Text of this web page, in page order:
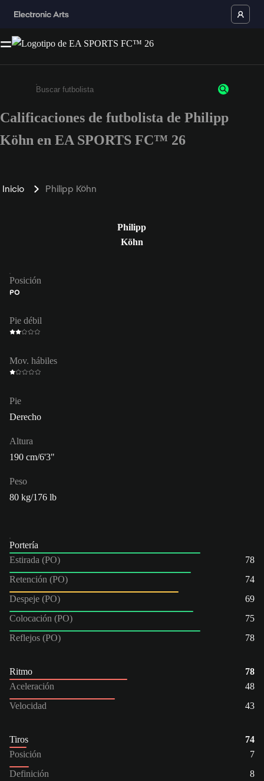
Ingresa un mínimo de 3 caracteres o números
Calificaciones de futbolista de Philipp
Köhn en EA SPORTS FC™ 26
Inicio Philipp Köhn
Philipp
Köhn
Posición
PO
Pie débil
Mov. hábiles
Pie
Derecho
Altura
190 cm/6'3"
Peso
80 kg/176 lb
Portería
Estirada (PO)
78
Retención (PO)
74
Despeje (PO)
69
Colocación (PO)
75
Reflejos (PO)
78
Ritmo
78
Aceleración
48
Velocidad
43
Tiros
74
Posición
7
Definición
8